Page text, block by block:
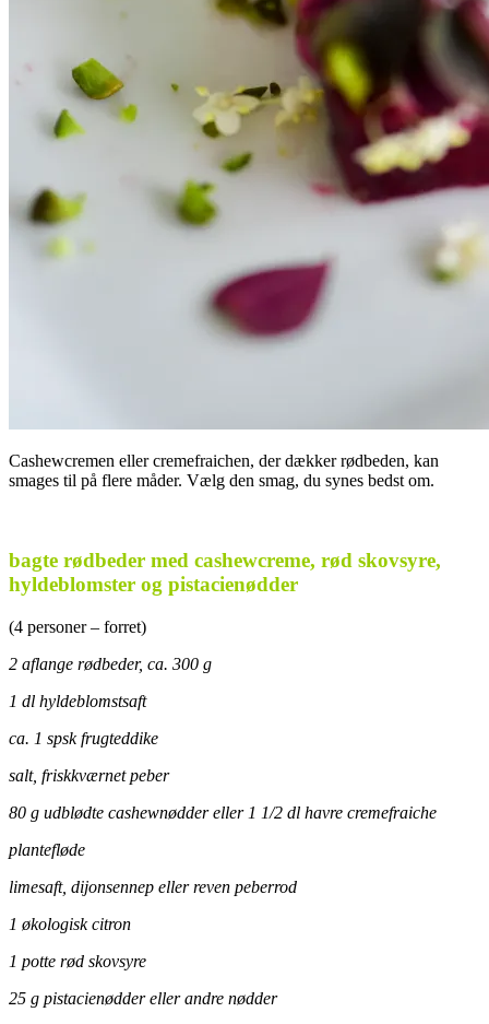
Cashewcremen eller cremefraichen, der dækker rødbeden, kan
smages til på flere måder. Vælg den smag, du synes bedst om.
bagte rødbeder med cashewcreme, rød skovsyre,
hyldeblomster og pistacienødder
(4 personer – forret)
2 aflange rødbeder, ca. 300 g
1 dl hyldeblomstsaft
ca. 1 spsk frugteddike
salt, friskkværnet peber
80 g udblødte cashewnødder eller 1 1/2 dl havre cremefraiche
plantefløde
limesaft, dijonsennep eller reven peberrod
1 økologisk citron
1 potte rød skovsyre
25 g pistacienødder eller andre nødder